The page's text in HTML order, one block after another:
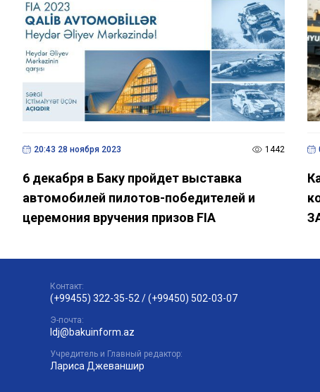
20:43 28 ноября 2023 1442
6 декабря в Баку пройдет выставка
автомобилей пилотов-победителей и
церемония вручения призов FIA
Контакт:
(+99455) 322-35-52 /(+99450) 502-03-07
Э-почта:
ldj@bakuinform.az
Учредитель и Главный редактор:
Лариса Джеваншир